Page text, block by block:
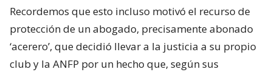
Recordemos que esto incluso motivó el recurso de
protección de un abogado, precisamente abonado
‘acerero’, que decidió llevar a la justicia a su propio
club y la ANFP por un hecho que, según sus